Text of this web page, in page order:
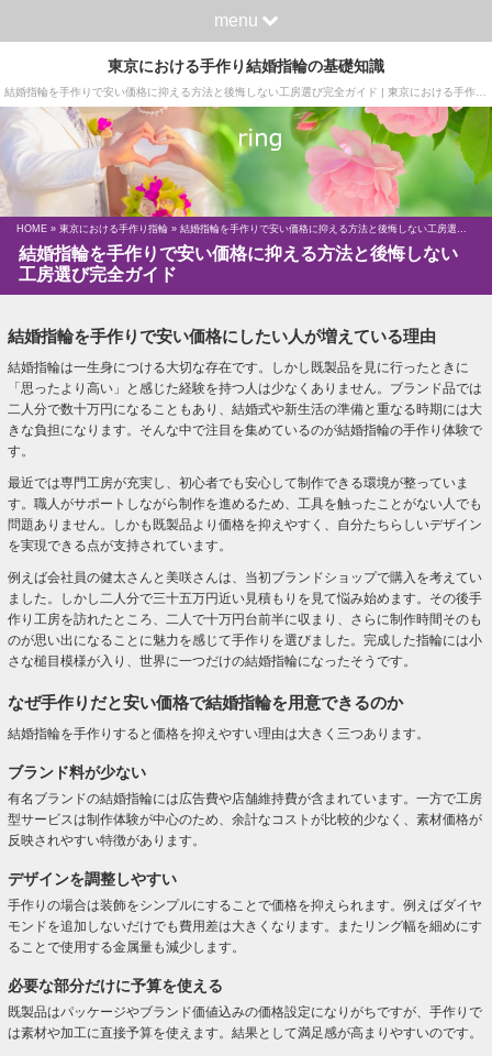
menu
東京における手作り結婚指輪の基礎知識
HOME » 東京における手作り指輪 » 結婚指輪を手作りで安い価格に抑える方法と後悔しない工房選び完全ガイド
結婚指輪を手作りで安い価格に抑える方法と後悔しない
工房選び完全ガイド
結婚指輪を手作りで安い価格にしたい人が増えている理由
結婚指輪は一生身につける大切な存在です。しかし既製品を見に行ったときに
「思ったより高い」と感じた経験を持つ人は少なくありません。ブランド品では
二人分で数十万円になることもあり、結婚式や新生活の準備と重なる時期には大
きな負担になります。そんな中で注目を集めているのが結婚指輪の手作り体験で
す。
最近では専門工房が充実し、初心者でも安心して制作できる環境が整っていま
す。職人がサポートしながら制作を進めるため、工具を触ったことがない人でも
問題ありません。しかも既製品より価格を抑えやすく、自分たちらしいデザイン
を実現できる点が支持されています。
例えば会社員の健太さんと美咲さんは、当初ブランドショップで購入を考えてい
ました。しかし二人分で三十五万円近い見積もりを見て悩み始めます。その後手
作り工房を訪れたところ、二人で十万円台前半に収まり、さらに制作時間そのも
のが思い出になることに魅力を感じて手作りを選びました。完成した指輪には小
さな槌目模様が入り、世界に一つだけの結婚指輪になったそうです。
なぜ手作りだと安い価格で結婚指輪を用意できるのか
結婚指輪を手作りすると価格を抑えやすい理由は大きく三つあります。
ブランド料が少ない
有名ブランドの結婚指輪には広告費や店舗維持費が含まれています。一方で工房
型サービスは制作体験が中心のため、余計なコストが比較的少なく、素材価格が
反映されやすい特徴があります。
デザインを調整しやすい
手作りの場合は装飾をシンプルにすることで価格を抑えられます。例えばダイヤ
モンドを追加しないだけでも費用差は大きくなります。またリング幅を細めにす
ることで使用する金属量も減少します。
必要な部分だけに予算を使える
既製品はパッケージやブランド価値込みの価格設定になりがちですが、手作りで
は素材や加工に直接予算を使えます。結果として満足感が高まりやすいのです。